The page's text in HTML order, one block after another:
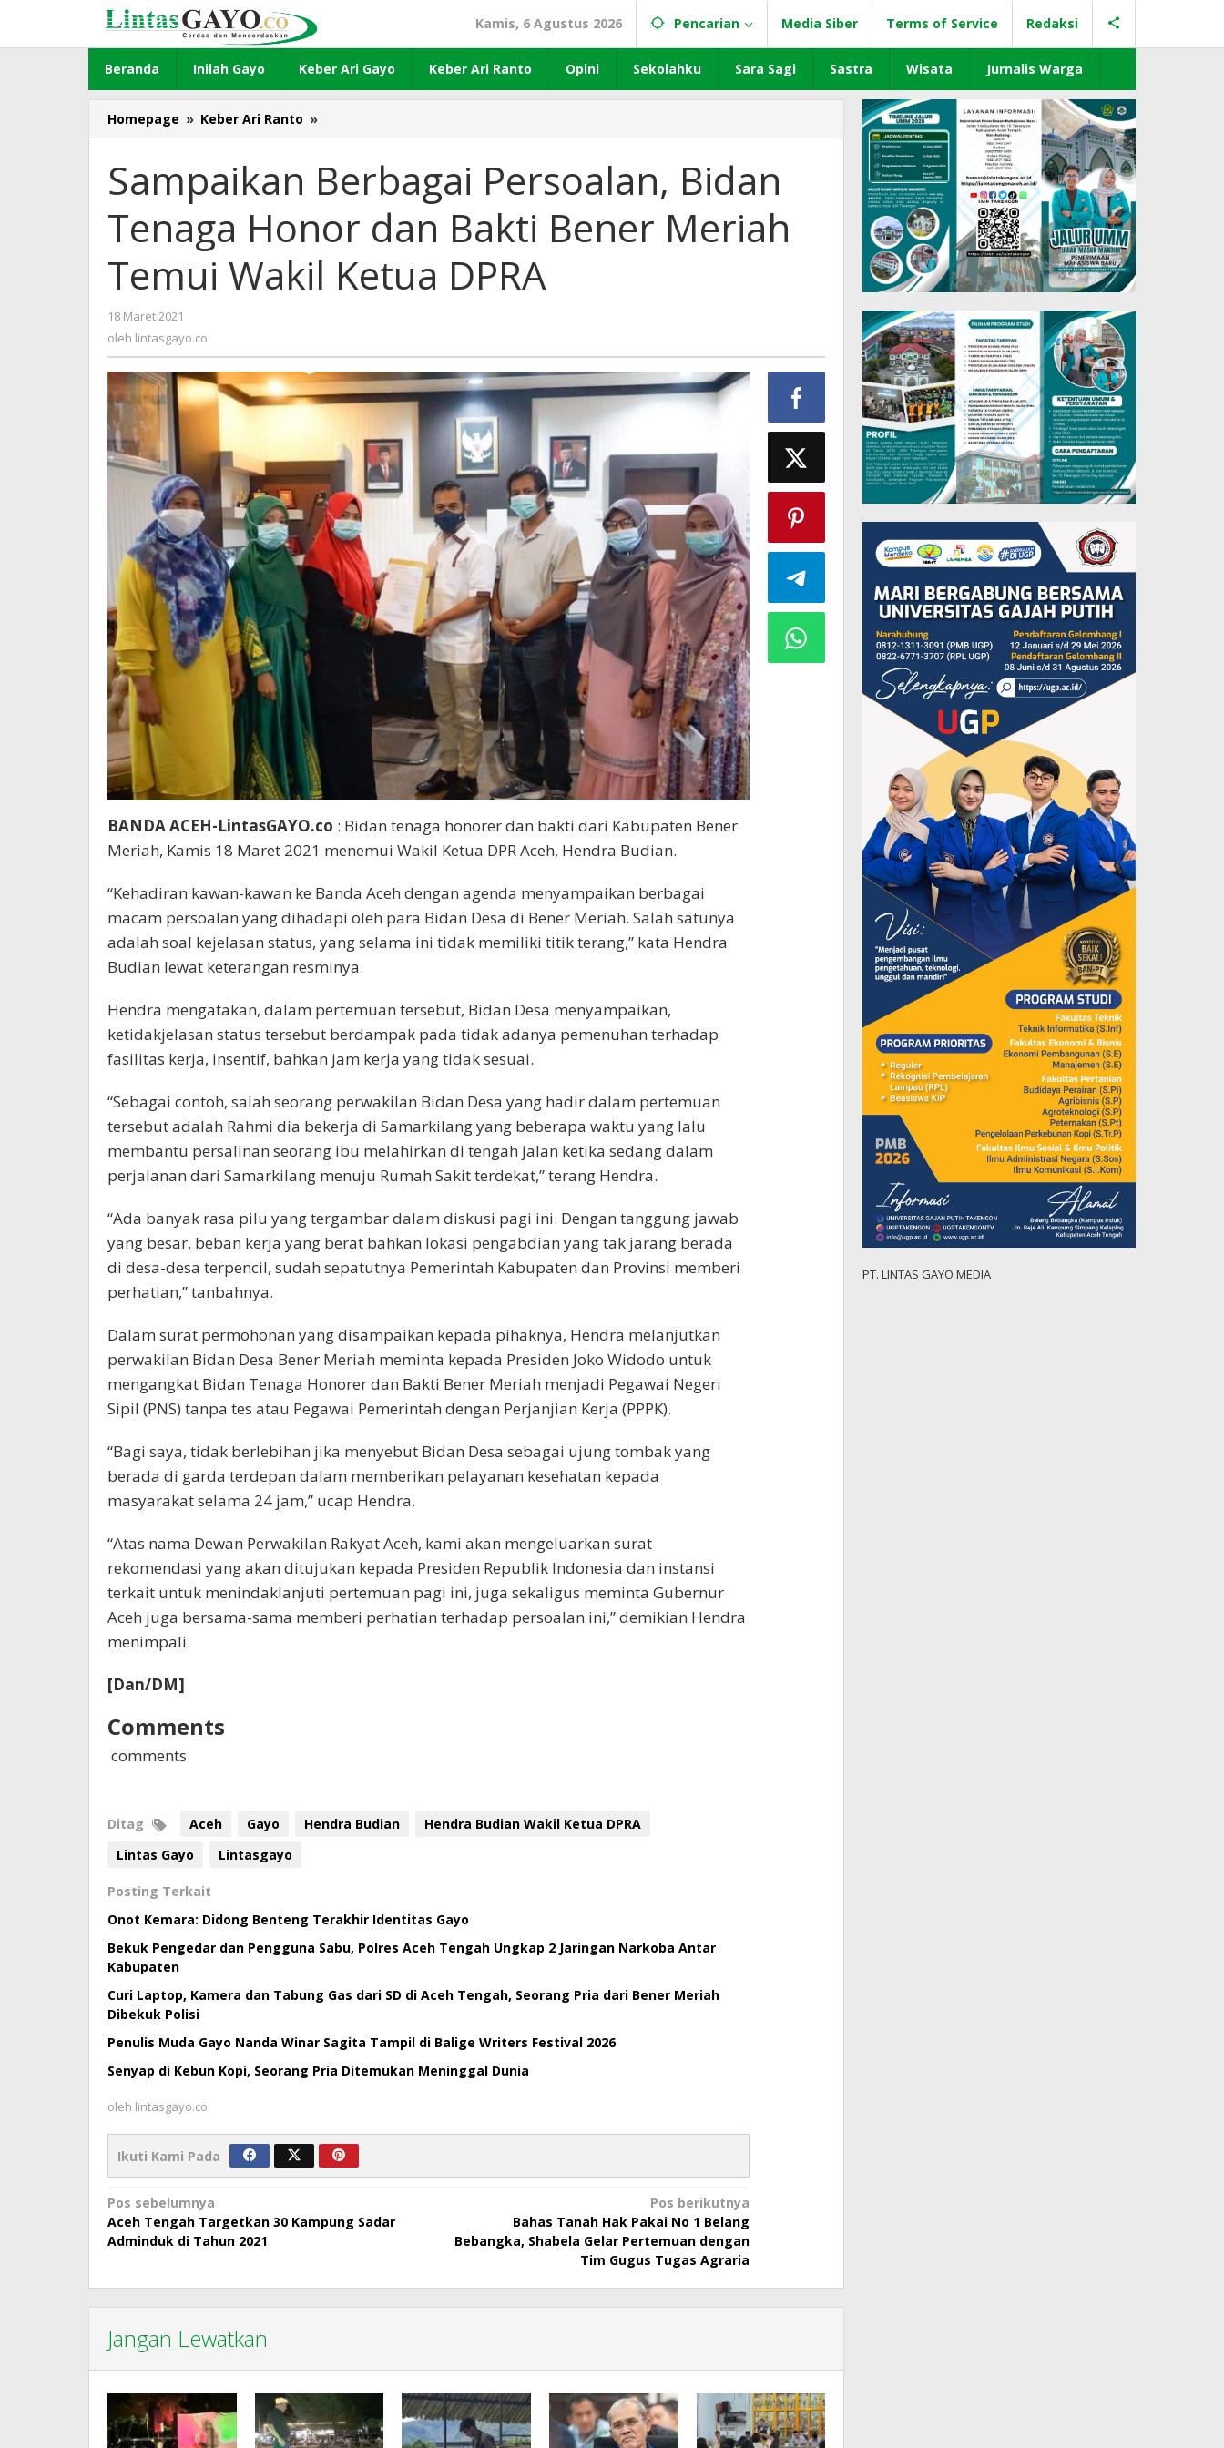
konten
Kamis, 6 Agustus 2026 Pencarian Media Siber Terms of Service Redaksi
Beranda Inilah Gayo Keber Ari Gayo Keber Ari Ranto Opini Sekolahku Sara Sagi Sastra Wisata Jurnalis Warga
Homepage » Keber Ari Ranto »
Berbagai
Bidan
Tenaga
dan
Bener
Meriah
DPRA
Sampaikan Berbagai Persoalan, Bidan
Tenaga Honor dan Bakti Bener Meriah
Temui Wakil Ketua DPRA
18 Maret 2021
lintasgayo.co
oleh lintasgayo.co
BANDA ACEH-LintasGAYO.co : Bidan tenaga honorer dan bakti dari Kabupaten Bener
Meriah, Kamis 18 Maret 2021 menemui Wakil Ketua DPR Aceh, Hendra Budian.
“Kehadiran kawan-kawan ke Banda Aceh dengan agenda menyampaikan berbagai
macam persoalan yang dihadapi oleh para Bidan Desa di Bener Meriah. Salah satunya
adalah soal kejelasan status, yang selama ini tidak memiliki titik terang,” kata Hendra
Budian lewat keterangan resminya.
Hendra mengatakan, dalam pertemuan tersebut, Bidan Desa menyampaikan,
ketidakjelasan status tersebut berdampak pada tidak adanya pemenuhan terhadap
fasilitas kerja, insentif, bahkan jam kerja yang tidak sesuai.
“Sebagai contoh, salah seorang perwakilan Bidan Desa yang hadir dalam pertemuan
tersebut adalah Rahmi dia bekerja di Samarkilang yang beberapa waktu yang lalu
membantu persalinan seorang ibu melahirkan di tengah jalan ketika sedang dalam
perjalanan dari Samarkilang menuju Rumah Sakit terdekat,” terang Hendra.
“Ada banyak rasa pilu yang tergambar dalam diskusi pagi ini. Dengan tanggung jawab
yang besar, beban kerja yang berat bahkan lokasi pengabdian yang tak jarang berada
di desa-desa terpencil, sudah sepatutnya Pemerintah Kabupaten dan Provinsi memberi
perhatian,” tanbahnya.
Dalam surat permohonan yang disampaikan kepada pihaknya, Hendra melanjutkan
perwakilan Bidan Desa Bener Meriah meminta kepada Presiden Joko Widodo untuk
mengangkat Bidan Tenaga Honorer dan Bakti Bener Meriah menjadi Pegawai Negeri
Sipil (PNS) tanpa tes atau Pegawai Pemerintah dengan Perjanjian Kerja (PPPK).
“Bagi saya, tidak berlebihan jika menyebut Bidan Desa sebagai ujung tombak yang
berada di garda terdepan dalam memberikan pelayanan kesehatan kepada
masyarakat selama 24 jam,” ucap Hendra.
“Atas nama Dewan Perwakilan Rakyat Aceh, kami akan mengeluarkan surat
rekomendasi yang akan ditujukan kepada Presiden Republik Indonesia dan instansi
terkait untuk menindaklanjuti pertemuan pagi ini, juga sekaligus meminta Gubernur
Aceh juga bersama-sama memberi perhatian terhadap persoalan ini,” demikian Hendra
menimpali.
[Dan/DM]
Comments
comments
Ditag Aceh Gayo Hendra Budian
Hendra Budian Wakil Ketua DPRA
Lintas Gayo
Lintasgayo
Posting Terkait
Onot Kemara: Didong Benteng Terakhir Identitas Gayo
Bekuk Pengedar dan Pengguna Sabu, Polres Aceh Tengah Ungkap 2 Jaringan Narkoba Antar
Kabupaten
Curi Laptop, Kamera dan Tabung Gas dari SD di Aceh Tengah, Seorang Pria dari Bener Meriah
Dibekuk Polisi
Penulis Muda Gayo Nanda Winar Sagita Tampil di Balige Writers Festival 2026
Senyap di Kebun Kopi, Seorang Pria Ditemukan Meninggal Dunia
oleh lintasgayo.co
Ikuti Kami Pada
Navigasi
pos
Pos sebelumnya
Aceh Tengah Targetkan 30 Kampung Sadar
Adminduk di Tahun 2021
Pos berikutnya
Bahas Tanah Hak Pakai No 1 Belang
Bebangka, Shabela Gelar Pertemuan dengan
Tim Gugus Tugas Agraria
Jangan Lewatkan
PT. LINTAS GAYO MEDIA